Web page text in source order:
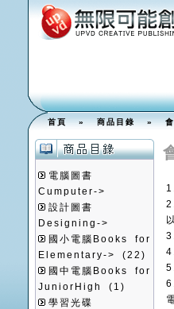
首頁»商品目錄»
電腦圖書
Cumputer->
設計圖書
Designing->
國小電腦Books for
Elementary->
(22)
國中電腦Books for
JuniorHigh
(1)
學習光碟